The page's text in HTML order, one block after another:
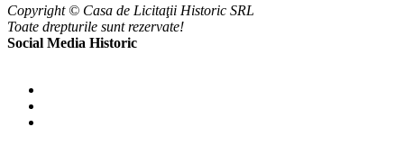
Copyright © Casa de Licitaţii Historic SRL
Toate drepturile sunt rezervate!
Social Media Historic